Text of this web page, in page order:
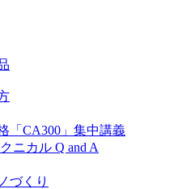
「CA300」集中講義
ニカル Q and A
づくり